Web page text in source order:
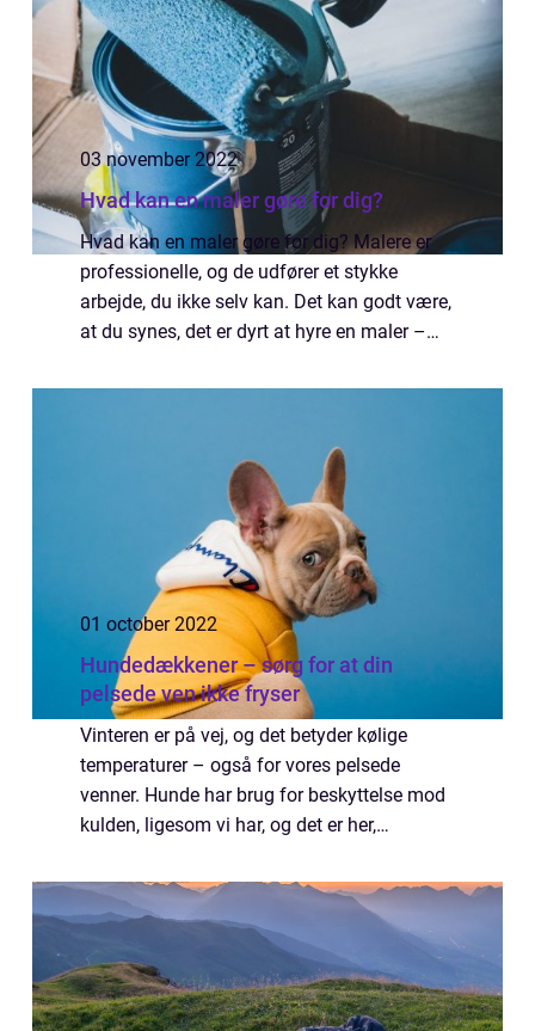
03 november 2022
Hvad kan en maler gøre for dig?
Hvad kan en maler gøre for dig? Malere er
professionelle, og de udfører et stykke
arbejde, du ikke selv kan. Det kan godt være,
at du synes, det er dyrt at hyre en maler –
maleren udfører, er prisen lav. I denne arti...
01 october 2022
Hundedækkener – sørg for at din
pelsede ven ikke fryser
Vinteren er på vej, og det betyder kølige
temperaturer – også for vores pelsede
venner. Hunde har brug for beskyttelse mod
kulden, ligesom vi har, og det er her,
et par ting, du skal være opmærksom på...